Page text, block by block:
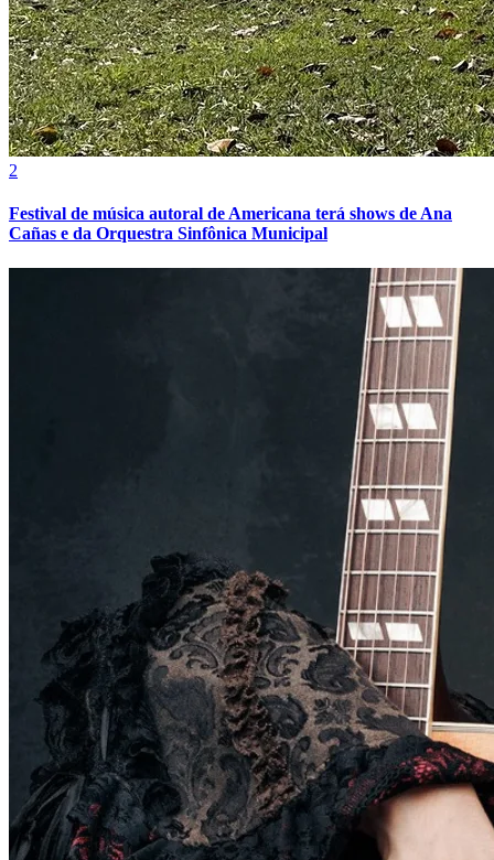
2
Festival de música autoral de Americana terá shows de Ana
Cañas e da Orquestra Sinfônica Municipal